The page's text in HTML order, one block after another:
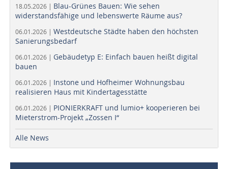
18.05.2026 | Blau-Grünes Bauen: Wie sehen
widerstandsfähige und lebenswerte Räume aus?
06.01.2026 | Westdeutsche Städte haben den höchsten
Sanierungsbedarf
06.01.2026 | Gebäudetyp E: Einfach bauen heißt digital
bauen
06.01.2026 | Instone und Hofheimer Wohnungsbau
realisieren Haus mit Kindertagesstätte
06.01.2026 | PIONIERKRAFT und lumio+ kooperieren bei
Mieterstrom-Projekt „Zossen I“
Alle News